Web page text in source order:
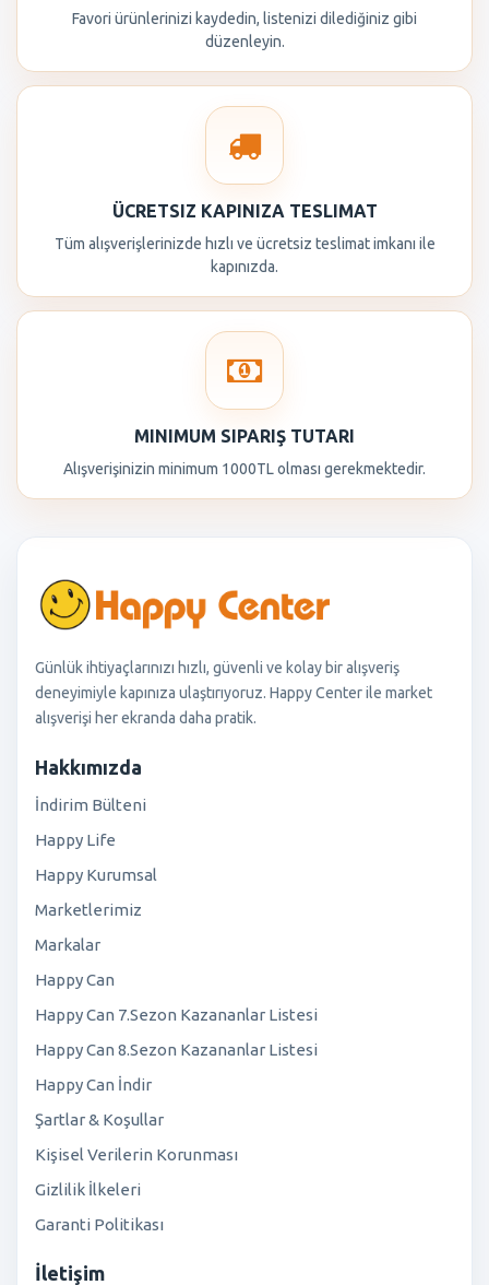
Favori ürünlerinizi kaydedin, listenizi dilediğiniz gibi
düzenleyin.
ÜCRETSIZ KAPINIZA TESLIMAT
Tüm alışverişlerinizde hızlı ve ücretsiz teslimat imkanı ile
kapınızda.
MINIMUM SIPARIŞ TUTARI
Alışverişinizin minimum 1000TL olması gerekmektedir.
Günlük ihtiyaçlarınızı hızlı, güvenli ve kolay bir alışveriş
deneyimiyle kapınıza ulaştırıyoruz. Happy Center ile market
alışverişi her ekranda daha pratik.
Hakkımızda
İndirim Bülteni
Happy Life
Happy Kurumsal
Marketlerimiz
Markalar
Happy Can
Happy Can 7.Sezon Kazananlar Listesi
Happy Can 8.Sezon Kazananlar Listesi
Happy Can İndir
Şartlar & Koşullar
Kişisel Verilerin Korunması
Gizlilik İlkeleri
Garanti Politikası
İletişim